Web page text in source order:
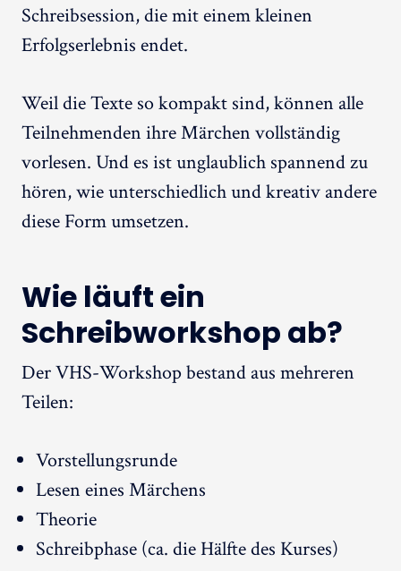
Schreibsession, die mit einem kleinen
Erfolgserlebnis endet.
Weil die Texte so kompakt sind, können alle
Teilnehmenden ihre Märchen vollständig
vorlesen. Und es ist unglaublich spannend zu
hören, wie unterschiedlich und kreativ andere
diese Form umsetzen.
Wie läuft ein
Schreibworkshop ab?
Der VHS-Workshop bestand aus mehreren
Teilen:
Vorstellungsrunde
Lesen eines Märchens
Theorie
Schreibphase (ca. die Hälfte des Kurses)